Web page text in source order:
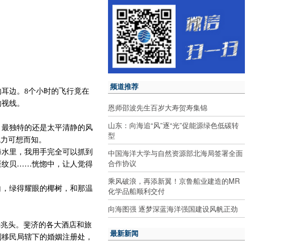
边。 8个小时的飞行竟在
线。
独特的还是太平清静的风
可想而知。
里，我用手完全可以抓到
纹贝……恍惚中，让人觉得
绿得耀眼的椰树，和那温
头。斐济的各大酒店和旅
民局辖下的婚姻注册处，
频道推荐
恩师邵波先生百岁大寿贺寿集锦
山东：向海追“风”逐“光”促能源绿色低碳转
型
中国海洋大学与自然资源部北海局签署全面
合作协议
乘风破浪，再添新翼！京鲁船业建造的MR
化学品船顺利交付
向海图强 逐梦深蓝海洋强国建设风帆正劲
最新新闻